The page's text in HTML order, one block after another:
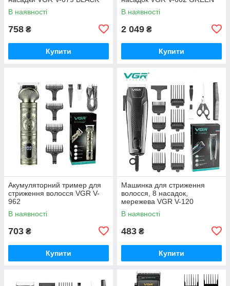
В наявності
758 ₴
Купити
В наявності
2 049 ₴
Купити
Акумуляторний тример для
стриження волосся VGR V-
962
В наявності
703 ₴
Купити
Машинка для стриження
волосся, 8 насадок,
мережева VGR V-120
В наявності
483 ₴
Купити